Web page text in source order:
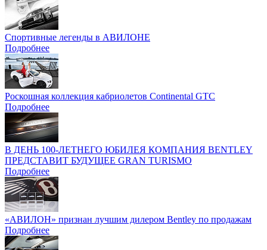
Спортивные легенды в АВИЛОНЕ
Подробнее
Роскошная коллекция кабриолетов Continental GTC
Подробнее
В ДЕНЬ 100-ЛЕТНЕГО ЮБИЛЕЯ КОМПАНИЯ BENTLEY
ПРЕДСТАВИТ БУДУЩЕЕ GRAN TURISMO
Подробнее
«АВИЛОН» признан лучшим дилером Bentley по продажам
Подробнее